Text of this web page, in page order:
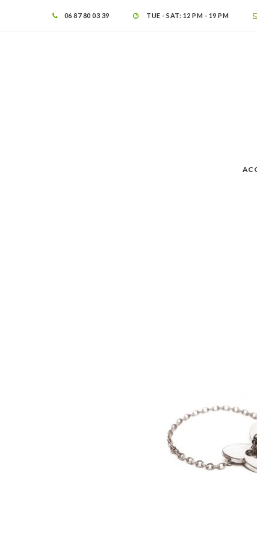
06 87 80 03 39 TUE - SAT: 12 PM - 19 PM